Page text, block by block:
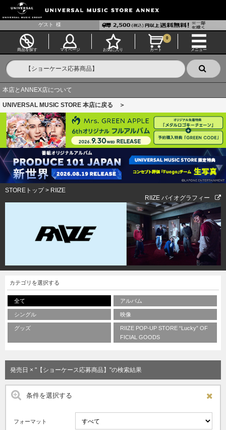
ゲスト 様
商品を探す マイページ お気に入り カート
0
メニュー
本店とANNEX店について
UNIVERSAL MUSIC STORE 本店に戻る ＞
STOREトップ> RIIZE
RIIZE バイオグラフィー
カテゴリを選択する
全て アルバム
シングル 映像
グッズ
RIIZE POP-UP STORE “Lucky” OF
FICIAL GOODS
発売日 × "【ショーケース応募商品】"の検索結果
条件を選択する
フォーマット